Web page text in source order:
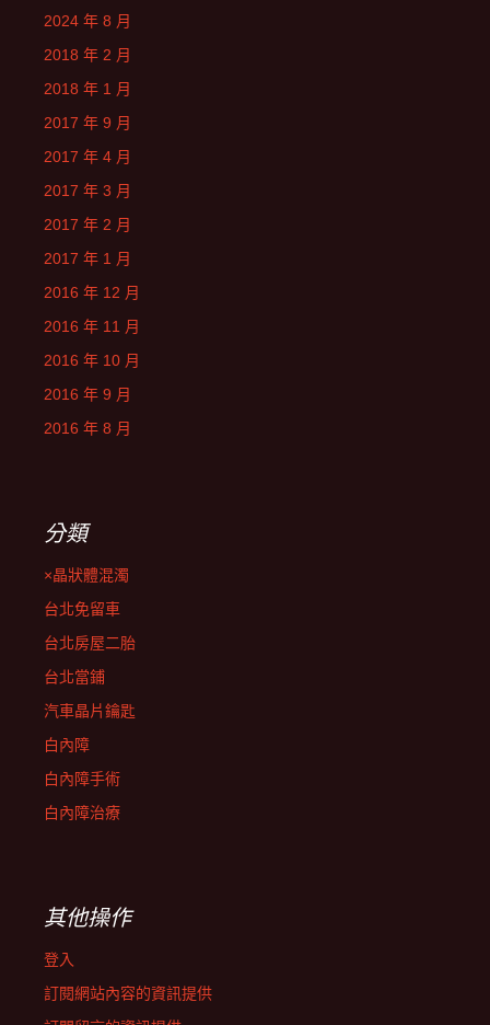
2024 年 8 月
2018 年 2 月
2018 年 1 月
2017 年 9 月
2017 年 4 月
2017 年 3 月
2017 年 2 月
2017 年 1 月
2016 年 12 月
2016 年 11 月
2016 年 10 月
2016 年 9 月
2016 年 8 月
分類
×晶狀體混濁
台北免留車
台北房屋二胎
台北當鋪
汽車晶片鑰匙
白內障
白內障手術
白內障治療
其他操作
登入
訂閱網站內容的資訊提供